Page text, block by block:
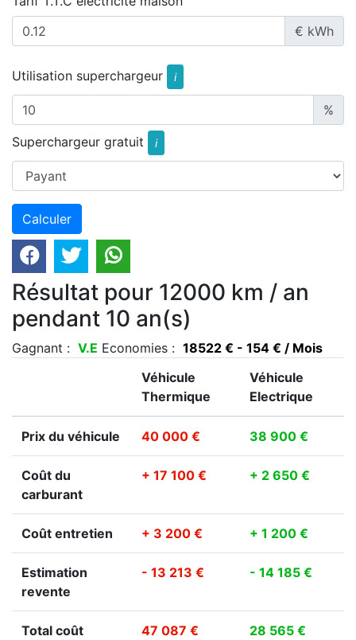
€ kWh
Utilisation superchargeur i
%
Superchargeur gratuit
i
Résultat pour 12000 km / an
pendant 10 an(s)
Gagnant : V.E Economies : 18522 € - 154 € / Mois
Véhicule
Thermique
Véhicule
Electrique
Prix du véhicule 40 000 € 38 900 €
Coût du
carburant
+ 17 100 € + 2 650 €
Coût entretien + 3 200 € + 1 200 €
Estimation
revente
- 13 213 € - 14 185 €
Total coût
47 087 € 28 565 €